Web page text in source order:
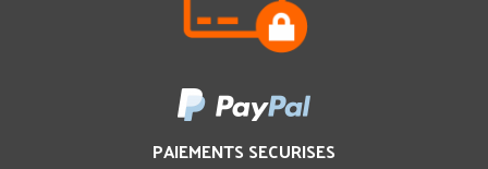
PAIEMENTS SECURISES